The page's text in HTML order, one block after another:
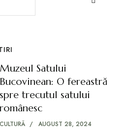
Muzeul Satului
Bucovinean: O fereastră
spre trecutul satului
românesc
CULTURĂ AUGUST 28, 2024